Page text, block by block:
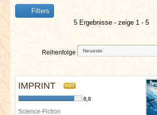
BERICHTE
VERLOSUNGEN
SPECIALS
Filters
5 Ergebnisse - zeige 1 - 5
Reihenfolge
IMPRINT HOT
8,8
Science-Fiction